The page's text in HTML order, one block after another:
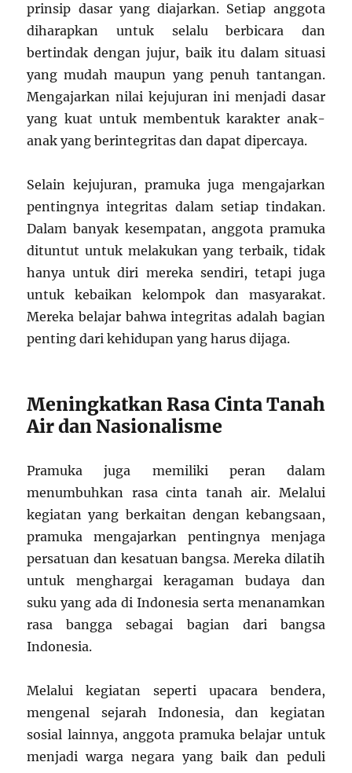
prinsip dasar yang diajarkan. Setiap anggota
diharapkan untuk selalu berbicara dan
bertindak dengan jujur, baik itu dalam situasi
yang mudah maupun yang penuh tantangan.
Mengajarkan nilai kejujuran ini menjadi dasar
yang kuat untuk membentuk karakter anak-
anak yang berintegritas dan dapat dipercaya.
Selain kejujuran, pramuka juga mengajarkan
pentingnya integritas dalam setiap tindakan.
Dalam banyak kesempatan, anggota pramuka
dituntut untuk melakukan yang terbaik, tidak
hanya untuk diri mereka sendiri, tetapi juga
untuk kebaikan kelompok dan masyarakat.
Mereka belajar bahwa integritas adalah bagian
penting dari kehidupan yang harus dijaga.
Meningkatkan Rasa Cinta Tanah
Air dan Nasionalisme
Pramuka juga memiliki peran dalam
menumbuhkan rasa cinta tanah air. Melalui
kegiatan yang berkaitan dengan kebangsaan,
pramuka mengajarkan pentingnya menjaga
persatuan dan kesatuan bangsa. Mereka dilatih
untuk menghargai keragaman budaya dan
suku yang ada di Indonesia serta menanamkan
rasa bangga sebagai bagian dari bangsa
Indonesia.
Melalui kegiatan seperti upacara bendera,
mengenal sejarah Indonesia, dan kegiatan
sosial lainnya, anggota pramuka belajar untuk
menjadi warga negara yang baik dan peduli